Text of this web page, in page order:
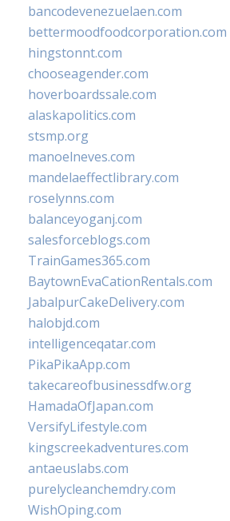
bancodevenezuelaen.com
bettermoodfoodcorporation.com
hingstonnt.com
chooseagender.com
hoverboardssale.com
alaskapolitics.com
stsmp.org
manoelneves.com
mandelaeffectlibrary.com
roselynns.com
balanceyoganj.com
salesforceblogs.com
TrainGames365.com
BaytownEvaCationRentals.com
JabalpurCakeDelivery.com
halobjd.com
intelligenceqatar.com
PikaPikaApp.com
takecareofbusinessdfw.org
HamadaOfJapan.com
VersifyLifestyle.com
kingscreekadventures.com
antaeuslabs.com
purelycleanchemdry.com
WishOping.com